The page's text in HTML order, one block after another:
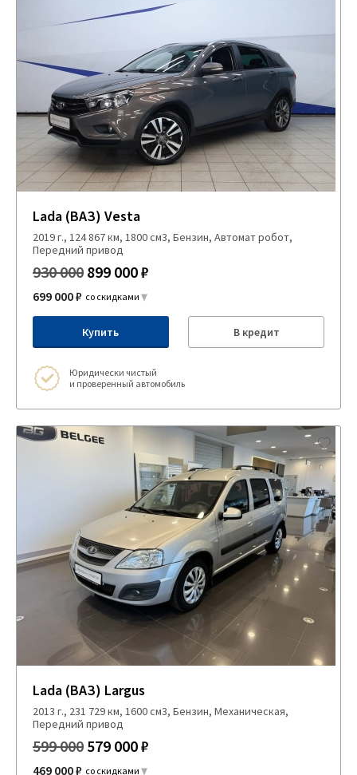
Lada (ВАЗ) Vesta
2019 г., 124 867 км, 1800 см3, Бензин, Автомат робот,
Передний привод
930 000 899 000 ₽
699 000 ₽ со скидками
Купить В кредит
Юридически чистый
и проверенный автомобиль
Lada (ВАЗ) Largus
2013 г., 231 729 км, 1600 см3, Бензин, Механическая,
Передний привод
599 000 579 000 ₽
469 000 ₽ со скидками